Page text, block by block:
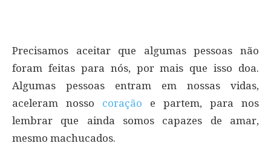
Precisamos aceitar que algumas pessoas não
foram feitas para nós, por mais que isso doa.
Algumas pessoas entram em nossas vidas,
aceleram nosso coração e partem, para nos
lembrar que ainda somos capazes de amar,
mesmo machucados.